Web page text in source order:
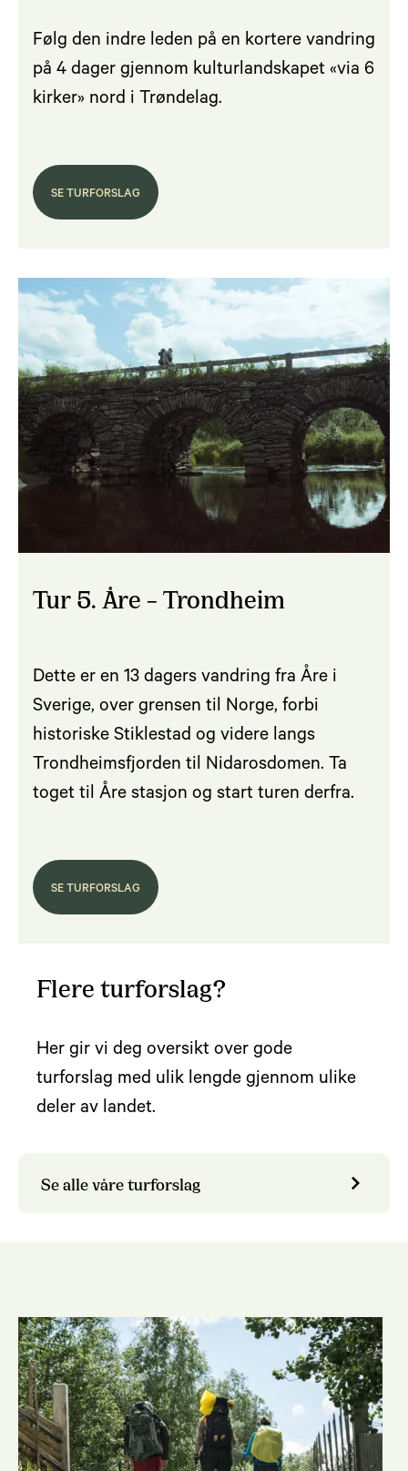
Følg den indre leden på en kortere vandring
på 4 dager gjennom kulturlandskapet «via 6
kirker» nord i Trøndelag.
SE TURFORSLAG
Tur 5. Åre – Trondheim
Dette er en 13 dagers vandring fra Åre i
Sverige, over grensen til Norge, forbi
historiske Stiklestad og videre langs
Trondheimsfjorden til Nidarosdomen. Ta
toget til Åre stasjon og start turen derfra.
SE TURFORSLAG
Flere turforslag?
Her gir vi deg oversikt over gode
turforslag med ulik lengde gjennom ulike
deler av landet.
Se alle våre turforslag